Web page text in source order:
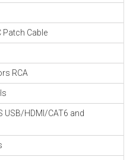
Cable
RCA
USB/HDMI/CAT6 and